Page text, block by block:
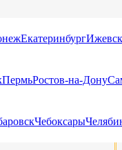
ЕкатеринбургИжевск
ПермьРостов-на-Дону
Чебоксары
ГРУЗОВЫХ
товара.